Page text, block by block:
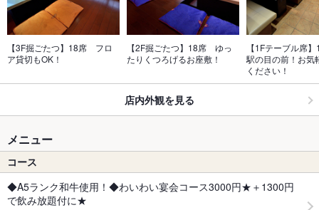
【3F掘ごたつ】18席　フロ
ア貸切もOK！
【2F掘ごたつ】18席　ゆっ
たりくつろげるお座敷！
【1Fテーブル席
駅の目の前！お気
ください！
店内外観を見る
メニュー
コース
◆A5ランク和牛使用！◆わいわい宴会コース3000円★＋1300円
で飲み放題付に★